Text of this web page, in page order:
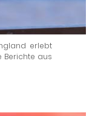
erlebt
Berichte aus